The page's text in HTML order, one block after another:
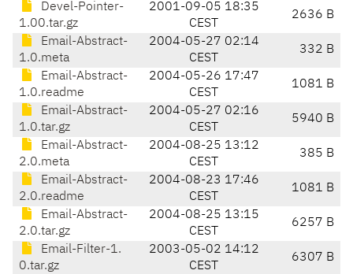
Devel-Pointer-
1.00.tar.gz
2001-09-05 18:35
CEST
2636 B
Email-Abstract-
1.0.meta
2004-05-27 02:14
CEST
332 B
Email-Abstract-
1.0.readme
2004-05-26 17:47
CEST
1081 B
Email-Abstract-
1.0.tar.gz
2004-05-27 02:16
CEST
5940 B
Email-Abstract-
2.0.meta
2004-08-25 13:12
CEST
385 B
Email-Abstract-
2.0.readme
2004-08-23 17:46
CEST
1081 B
Email-Abstract-
2.0.tar.gz
2004-08-25 13:15
CEST
6257 B
Email-Filter-1.
0.tar.gz
2003-05-02 14:12
CEST
6307 B